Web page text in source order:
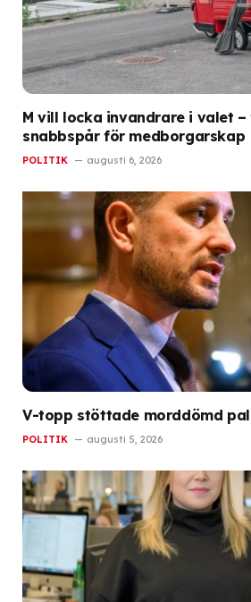
M vill locka invandrare i valet
snabbspår för medborgarskap
POLITIK augusti 6, 2026
V-topp stöttade morddömd
POLITIK augusti 5, 2026